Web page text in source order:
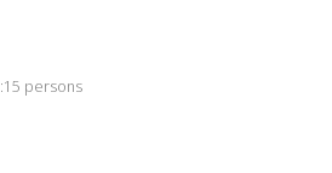
:15 persons